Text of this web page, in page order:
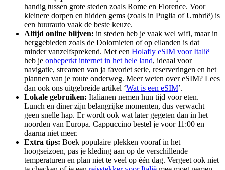
handig tussen grote steden zoals Rome en Florence. Voor
kleinere dorpen en hidden gems (zoals in Puglia of Umbrië) is
een huurauto vaak de beste keuze.
Altijd online blijven: in steden heb je vaak wel wifi, maar in
berggebieden zoals de Dolomieten of op eilanden is dat
minder vanzelfsprekend. Met een Holafly eSIM voor Italië
heb je onbeperkt internet in het hele land, ideaal voor
navigatie, streamen van ja favoriet serie, reserveringen en het
plannen van je route onderweg. Meer weten over eSIM? Lees
dan ook ons uitgebreide artikel ‘Wat is een eSIM’.
Lokale gebruiken: Italianen nemen hun tijd voor eten.
Lunch en diner zijn belangrijke momenten, dus verwacht
geen snelle hap. Er wordt ook wat later gegeten dan in het
noorden van Europa. Cappuccino bestel je voor 11:00 en
daarna niet meer.
Extra tips: Boek populaire plekken vooraf in het
hoogseizoen, pas je kleding aan op de verschillende
temperaturen en plan niet te veel op één dag. Vergeet ook niet